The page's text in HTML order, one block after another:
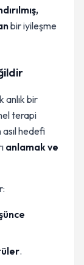
bir iyileşme
anlık bir
terapi
hedefi
anlamak ve
.